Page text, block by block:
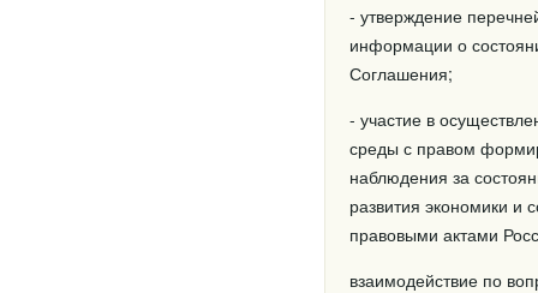
- утверждение
информации о
Соглашения;
- участие в
среды с правом
наблюдения за
развития экономики
правовыми актами
взаимодействие по